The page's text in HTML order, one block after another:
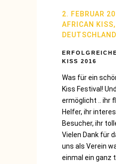
2. FEBRUAR
AFRICAN KISS,
DEUTSCHLAND
KISS 2016
Was für ein
Kiss Festival!
ermöglicht .. ihr
Helfer, ihr
Besucher, ihr
Vielen Dank für
uns als Verein
einmal ein ganz